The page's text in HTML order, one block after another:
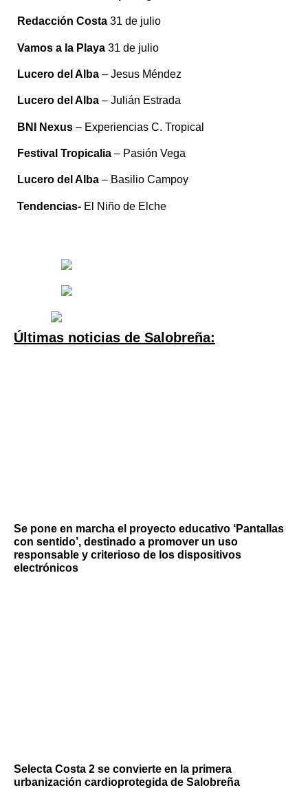
Redacción Costa 31 de julio
Vamos a la Playa 31 de julio
Lucero del Alba – Jesus Méndez
Lucero del Alba – Julián Estrada
BNI Nexus – Experiencias C. Tropical
Festival Tropicalia – Pasión Vega
Lucero del Alba – Basilio Campoy
Tendencias- El Niño de Elche
Últimas noticias de Salobreña:
Se pone en marcha el proyecto educativo ‘Pantallas
con sentido’, destinado a promover un uso
responsable y criterioso de los dispositivos
electrónicos
Selecta Costa 2 se convierte en la primera
urbanización cardioprotegida de Salobreña